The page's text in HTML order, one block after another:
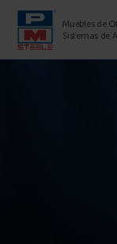
Muebles de
Sistemas de
Muebles